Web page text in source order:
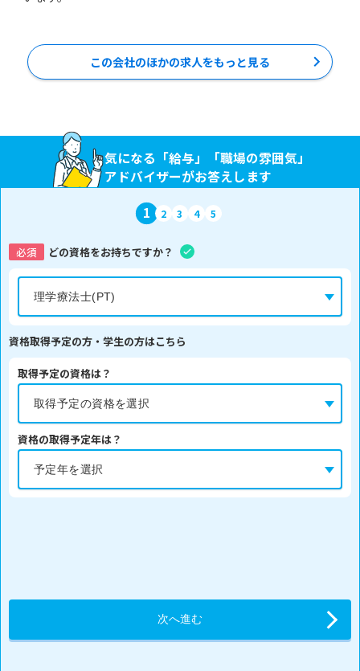
この会社のほかの求人をもっと見る
気になる「給与」「職場の雰囲気」
アドバイザーがお答えします
1 2 3 4 5
必須 どの資格をお持ちですか？
資格取得予定の方・学生の方はこちら
取得予定の資格は？
資格の取得予定年は？